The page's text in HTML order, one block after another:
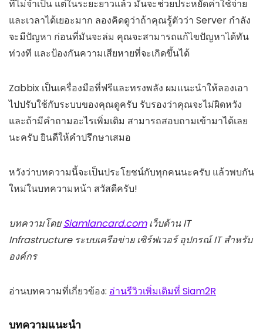
ที่ไม่จำเป็น แต่ในระยะยาวแล้ว มันจะช่วยประหยัดค่าใช้จ่าย
และเวลาได้เยอะมาก ลองคิดดูว่าถ้าคุณรู้ตัวว่า Server กำลัง
จะมีปัญหา ก่อนที่มันจะล่ม คุณจะสามารถแก้ไขปัญหาได้ทัน
ท่วงที และป้องกันความเสียหายที่จะเกิดขึ้นได้
Zabbix เป็นเครื่องมือที่ฟรีและทรงพลัง ผมแนะนำให้ลองเอา
ไปปรับใช้กับระบบของคุณดูครับ รับรองว่าคุณจะไม่ผิดหวัง
และถ้ามีคำถามอะไรเพิ่มเติม สามารถสอบถามเข้ามาได้เลย
นะครับ ยินดีให้คำปรึกษาเสมอ
หวังว่าบทความนี้จะเป็นประโยชน์กับทุกคนนะครับ แล้วพบกัน
ใหม่ในบทความหน้า สวัสดีครับ!
บทความโดยSiamlancard.comเว็บด้าน IT
Infrastructure ระบบเครือข่าย เซิร์ฟเวอร์ อุปกรณ์ IT สำหรับ
องค์กร
อ่านบทความที่เกี่ยวข้อง: อ่านรีวิวเพิ่มเติมที่ Siam2R
บทความแนะนำ